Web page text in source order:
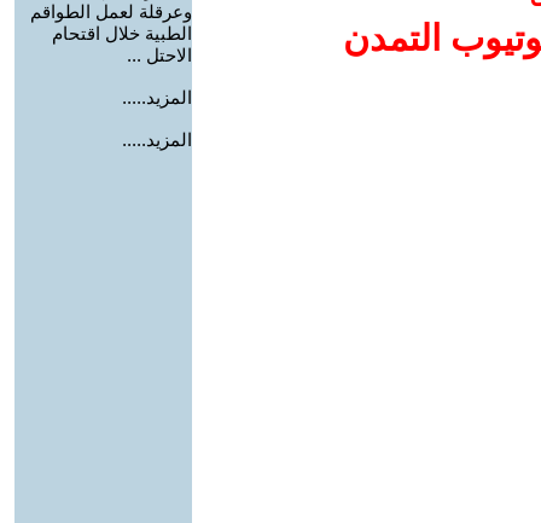
التمدن
وعرقلة لعمل الطواقم
الطبية خلال اقتحام
الاحتل ...
المزيد.....
المزيد.....